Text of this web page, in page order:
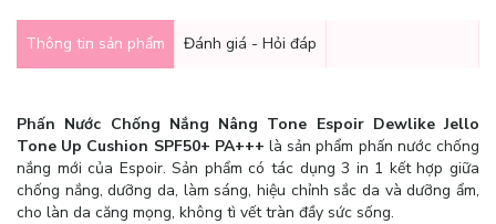
Thông tin sản phẩm Đánh giá - Hỏi đáp
Phấn Nước Chống Nắng Nâng Tone Espoir Dewlike Jello
Tone Up Cushion SPF50+ PA+++ là sản phẩm phấn nước chống
nắng mới của Espoir. Sản phẩm có tác dụng 3 in 1 kết hợp giữa
chống nắng, dưỡng da, làm sáng, hiệu chỉnh sắc da và dưỡng ẩm,
cho làn da căng mọng, không tì vết tràn đầy sức sống.